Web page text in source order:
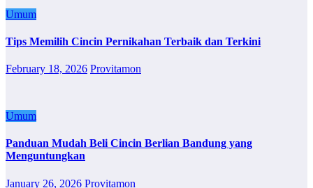
Umum
Tips Memilih Cincin Pernikahan Terbaik dan Terkini
February 18, 2026 Provitamon
Umum
Panduan Mudah Beli Cincin Berlian Bandung yang
Menguntungkan
January 26, 2026 Provitamon